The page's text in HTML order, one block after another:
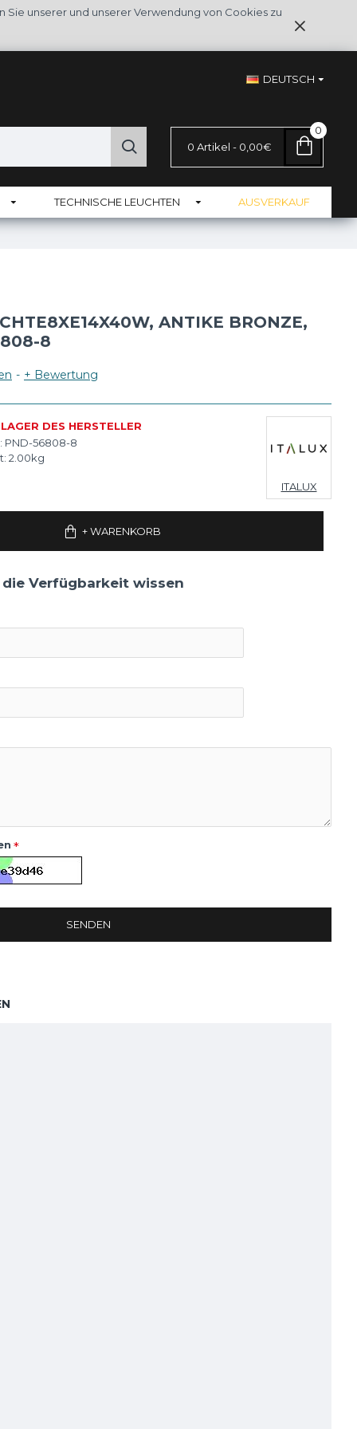
unserer und unserer Verwendung von Cookies zu
DEUTSCH
0 Artikel - 0,00€
0
TECHNISCHE LEUCHTEN AUSVERKAUF
ANTIKE BRONZE,
8
- + Bewertung
DES HERSTELLER
PND-56808-8
2.00kg
ITALUX
+ WARENKORB
die Verfügbarkeit wissen
SENDEN